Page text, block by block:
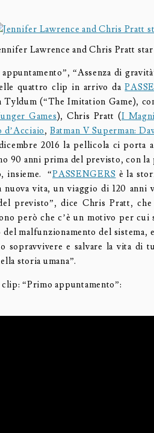
Lawrence and Chris Pratt
“Assenza di
quattro clip in arrivo da
(“The Imitation Game),
Games), Chris Pratt (I
d’Acciaio,Batman V Superman:
2016 la pellicola ci porta
90 anni prima del previsto, con
insieme. “PASSENGERS è la
nuova vita, un viaggio di 120 anni
previsto”, dice Chris Pratt,
però che c’è un motivo per
malfunzionamento del sistema,
sopravvivere e salvare la vita di
storia umana”.
“Primo appuntamento”: